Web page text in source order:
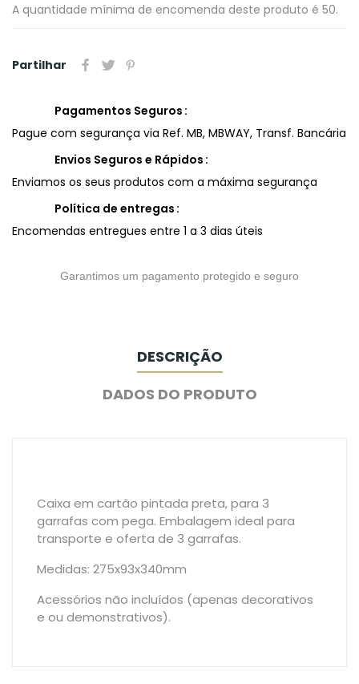
A quantidade mínima de encomenda deste produto é 50.
Partilhar
Pagamentos Seguros
Pague com segurança via Ref. MB, MBWAY, Transf. Bancária
Envios Seguros e Rápidos
Enviamos os seus produtos com a máxima segurança
Política de entregas
Encomendas entregues entre 1 a 3 dias úteis
Garantimos um pagamento protegido e seguro
DESCRIÇÃO
DADOS DO PRODUTO
Caixa em cartão pintada preta, para 3
garrafas com pega. Embalagem ideal para
transporte e oferta de 3 garrafas.
Medidas: 275x93x340mm
Acessórios não incluídos (apenas decorativos
e ou demonstrativos).